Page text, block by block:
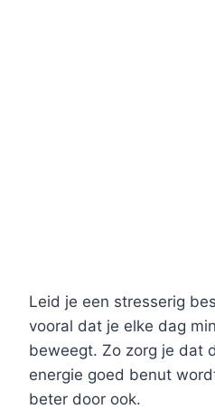
Leid je een stresserig
vooral dat je elke dag
beweegt. Zo zorg je dat
energie goed benut
beter door ook.